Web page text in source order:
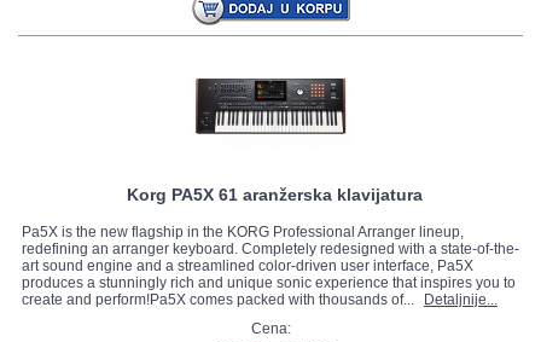
Korg PA5X 61 aranžerska klavijatura
Pa5X is the new flagship in the KORG Professional Arranger lineup,
redefining an arranger keyboard. Completely redesigned with a state-of-the-
art sound engine and a streamlined color-driven user interface, Pa5X
produces a stunningly rich and unique sonic experience that inspires you to
create and perform!Pa5X comes packed with thousands of...
Detaljnije...
Cena: